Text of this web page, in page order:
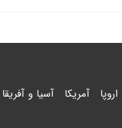
اروپا آمریکا آسیا و آفریقا